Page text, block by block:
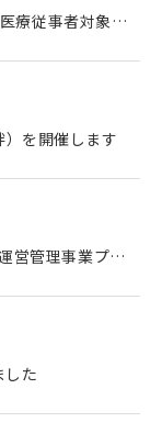
象を開催します。
を開催します
中津市民病院売店・自動販売機・ATM設置運営管理事業プロポーザル（公告）
した